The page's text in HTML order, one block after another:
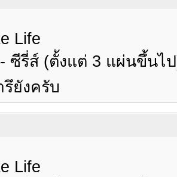
Life
ซีรี่ส์ (ตั้งแต่ 3 แผ่นขึ้นไ
ยังครับ
Life